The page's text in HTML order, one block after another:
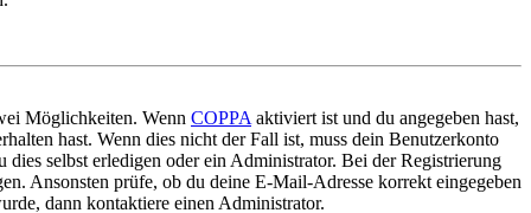
Möglichkeiten. Wenn COPPA aktiviert ist und du angegeben hast,
hast. Wenn dies nicht der Fall ist, muss dein Benutzerkonto
selbst erledigen oder ein Administrator. Bei der Registrierung
Ansonsten prüfe, ob du deine E-Mail-Adresse korrekt eingegeben
dann kontaktiere einen Administrator.